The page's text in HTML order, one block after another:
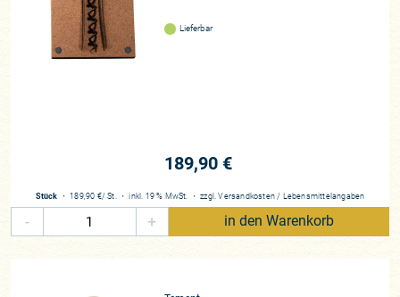
Lieferbar
189,90 €
Stück ・189,90 €/ St.・inkl. 19 % MwSt. ・zzgl.Versandkosten / Lebensmittelangaben
- + in den Warenkorb